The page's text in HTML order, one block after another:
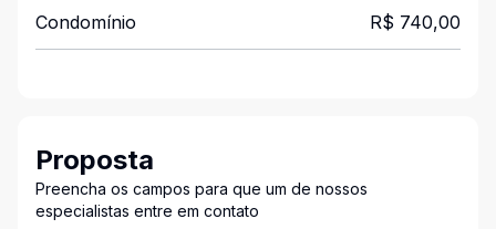
Condomínio R$ 740,00
Proposta
Preencha os campos para que um de nossos
especialistas entre em contato